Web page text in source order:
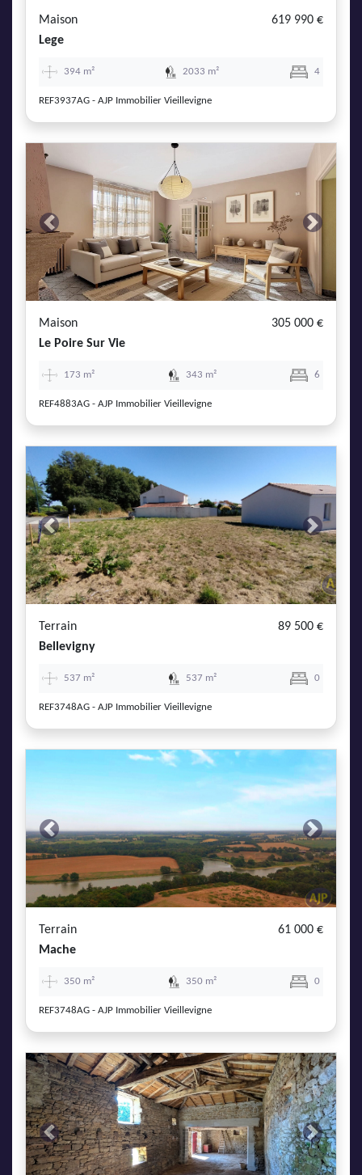
Maison
619 990 €
Lege
394 m² 2033 m² 4
REF3937AG - AJP Immobilier Vieillevigne
Previous Next
Maison
305 000 €
Le Poire Sur Vie
173 m² 343 m² 6
REF4883AG - AJP Immobilier Vieillevigne
Previous Next
Terrain
89 500 €
Bellevigny
537 m² 537 m² 0
REF3748AG - AJP Immobilier Vieillevigne
Previous Next
Terrain
61 000 €
Mache
350 m² 350 m² 0
REF3748AG - AJP Immobilier Vieillevigne
Previous Next